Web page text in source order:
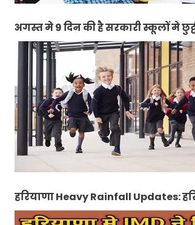
अगस्त मे 9 दिन की‌ है सरकारी स्कूलों मे
हरियाणा Heavy Rainfall Updates: